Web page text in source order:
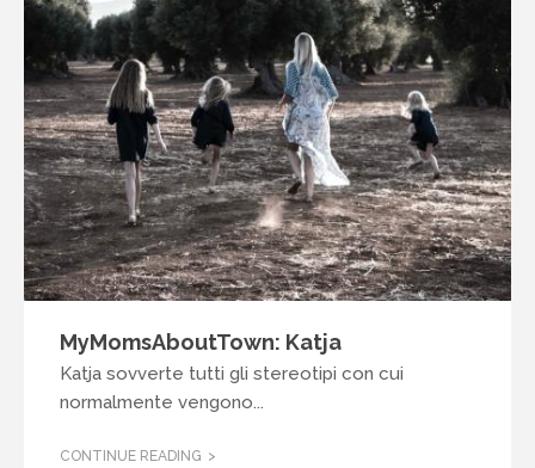
MyMomsAboutTown: Katja
Katja sovverte tutti gli stereotipi con cui
normalmente vengono...
CONTINUE READING